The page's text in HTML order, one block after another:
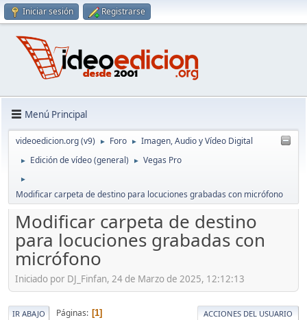
Iniciar sesión Registrarse
Menú Principal
videoedicion.org (v9) ► Foro ► Imagen, Audio y Vídeo Digital
► Edición de vídeo (general) ► Vegas Pro
►
Modificar carpeta de destino para locuciones grabadas con micrófono
Modificar carpeta de destino
para locuciones grabadas con
micrófono
Iniciado por DJ_Finfan, 24 de Marzo de 2025, 12:12:13
IR ABAJO Páginas 1 ACCIONES DEL USUARIO